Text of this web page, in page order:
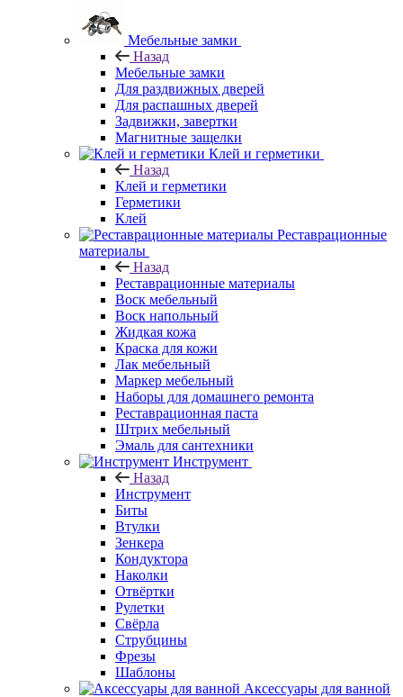
Мебельные замки
Назад
Мебельные замки
Для раздвижных дверей
Для распашных дверей
Задвижки, завертки
Магнитные защелки
Клей и герметики
Назад
Клей и герметики
Герметики
Клей
Реставрационные
материалы
Назад
Реставрационные материалы
Воск мебельный
Воск напольный
Жидкая кожа
Краска для кожи
Лак мебельный
Маркер мебельный
Наборы для домашнего ремонта
Реставрационная паста
Штрих мебельный
Эмаль для сантехники
Инструмент
Назад
Инструмент
Биты
Втулки
Зенкера
Кондуктора
Наколки
Отвёртки
Рулетки
Свёрла
Струбцины
Фрезы
Шаблоны
Аксессуары для ванной